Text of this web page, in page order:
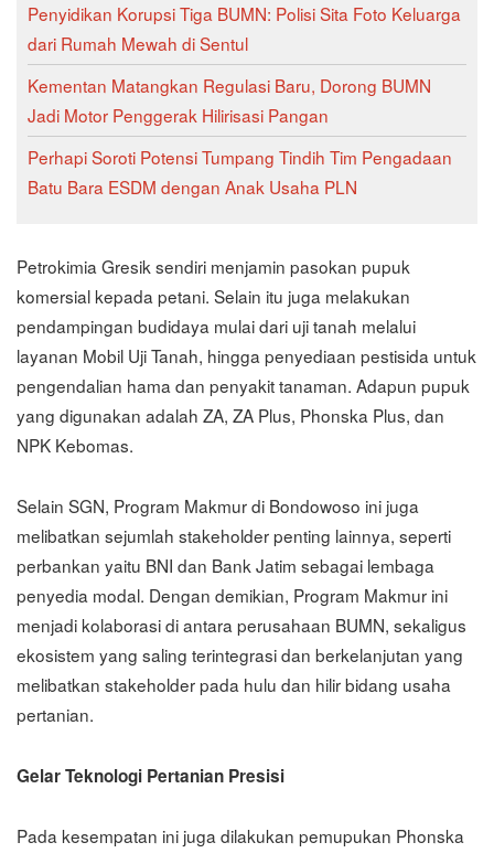
Penyidikan Korupsi Tiga BUMN: Polisi Sita Foto Keluarga
dari Rumah Mewah di Sentul
Kementan Matangkan Regulasi Baru, Dorong BUMN
Jadi Motor Penggerak Hilirisasi Pangan
Perhapi Soroti Potensi Tumpang Tindih Tim Pengadaan
Batu Bara ESDM dengan Anak Usaha PLN
Petrokimia Gresik sendiri menjamin pasokan pupuk
komersial kepada petani. Selain itu juga melakukan
pendampingan budidaya mulai dari uji tanah melalui
layanan Mobil Uji Tanah, hingga penyediaan pestisida untuk
pengendalian hama dan penyakit tanaman. Adapun pupuk
yang digunakan adalah ZA, ZA Plus, Phonska Plus, dan
NPK Kebomas.
Selain SGN, Program Makmur di Bondowoso ini juga
melibatkan sejumlah stakeholder penting lainnya, seperti
perbankan yaitu BNI dan Bank Jatim sebagai lembaga
penyedia modal. Dengan demikian, Program Makmur ini
menjadi kolaborasi di antara perusahaan BUMN, sekaligus
ekosistem yang saling terintegrasi dan berkelanjutan yang
melibatkan stakeholder pada hulu dan hilir bidang usaha
pertanian.
Gelar Teknologi Pertanian Presisi
Pada kesempatan ini juga dilakukan pemupukan Phonska